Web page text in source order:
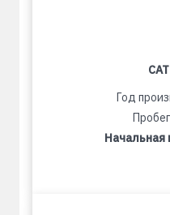
Год
Начальная